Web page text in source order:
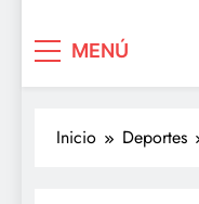
MENÚ
Inicio Deportes